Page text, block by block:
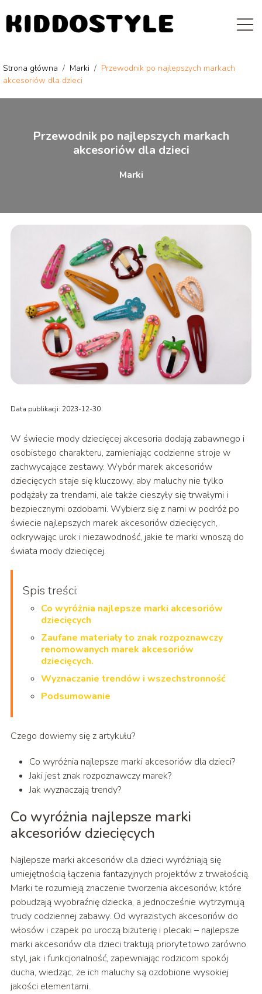
Strona główna / Marki / Przewodnik po najlepszych markach
akcesoriów dla dzieci
Przewodnik po najlepszych markach
akcesoriów dla dzieci
Marki
Data publikacji: 2023-12-30
W świecie mody dziecięcej akcesoria dodają zabawnego i
osobistego charakteru, zamieniając codzienne stroje w
zachwycające zestawy. Wybór marek akcesoriów
dziecięcych staje się kluczowy, aby maluchy nie tylko
podążały za trendami, ale także cieszyły się trwałymi i
bezpiecznymi ozdobami. Wybierz się z nami w podróż po
świecie najlepszych marek akcesoriów dziecięcych,
odkrywając urok i niezawodność, jakie te marki wnoszą do
świata mody dziecięcej.
Spis treści:
Co wyróżnia najlepsze marki akcesoriów
dziecięcych
Zaufane materiały to znak rozpoznawczy
renomowanych marek akcesoriów
dziecięcych.
Wyznaczanie trendów i wszechstronność
Podsumowanie
Czego dowiemy się z artykułu?
Co wyróżnia najlepsze marki akcesoriów dla dzieci?
Jaki jest znak rozpoznawczy marek?
Jak wyznaczają trendy?
Co wyróżnia najlepsze marki
akcesoriów dziecięcych
Najlepsze marki akcesoriów dla dzieci wyróżniają się
umiejętnością łączenia fantazyjnych projektów z trwałością.
Marki te rozumieją znaczenie tworzenia akcesoriów, które
pobudzają wyobraźnię dziecka, a jednocześnie wytrzymują
trudy codziennej zabawy. Od wyrazistych akcesoriów do
włosów i czapek po uroczą biżuterię i plecaki – najlepsze
marki akcesoriów dla dzieci traktują priorytetowo zarówno
styl, jak i funkcjonalność, zapewniając rodzicom spokój
ducha, wiedząc, że ich maluchy są ozdobione wysokiej
jakości elementami.